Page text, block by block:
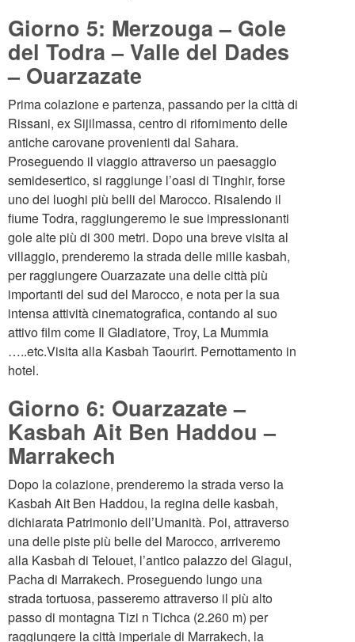
Giorno 5: Merzouga – Gole
del Todra – Valle del Dades
– Ouarzazate
Prima colazione e partenza, passando per la città di
Rissani, ex Sijilmassa, centro di rifornimento delle
antiche carovane provenienti dal Sahara.
Proseguendo il viaggio attraverso un paesaggio
semidesertico, si raggiunge l’oasi di Tinghir, forse
uno dei luoghi più belli del Marocco. Risalendo il
fiume Todra, raggiungeremo le sue impressionanti
gole alte più di 300 metri. Dopo una breve visita al
villaggio, prenderemo la strada delle mille kasbah,
per raggiungere Ouarzazate una delle città più
importanti del sud del Marocco, e nota per la sua
intensa attività cinematografica, contando al suo
attivo film come Il Gladiatore, Troy, La Mummia
…..etc.Visita alla Kasbah Taourirt. Pernottamento in
hotel.
Giorno 6: Ouarzazate –
Kasbah Ait Ben Haddou –
Marrakech
Dopo la colazione, prenderemo la strada verso la
Kasbah Ait Ben Haddou, la regina delle kasbah,
dichiarata Patrimonio dell’Umanità. Poi, attraverso
una delle piste più belle del Marocco, arriveremo
alla Kasbah di Telouet, l’antico palazzo del Glagui,
Pacha di Marrakech. Proseguendo lungo una
strada tortuosa, passeremo attraverso il più alto
passo di montagna Tizi n Tichca (2.260 m) per
raggiungere la città imperiale di Marrakech, la